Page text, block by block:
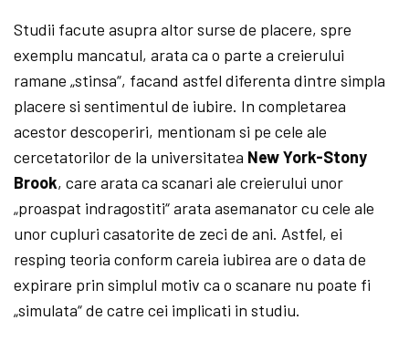
Studii facute asupra altor surse de placere, spre
exemplu mancatul, arata ca o parte a creierului
ramane „stinsa“, facand astfel diferenta dintre simpla
placere si sentimentul de iubire. In completarea
acestor des­coperiri, mentionam si pe cele ale
cercetatorilor de la universitatea New York-Stony
Brook, care arata ca scanari ale creierului unor
„proaspat indragostiti“ arata asemanator cu ce­le ale
unor cupluri casatorite de zeci de ani. Astfel, ei
resping teoria conform careia iubirea are o data de
expirare prin simplul motiv ca o scanare nu poate fi
„simulata“ de catre cei implicati in studiu.